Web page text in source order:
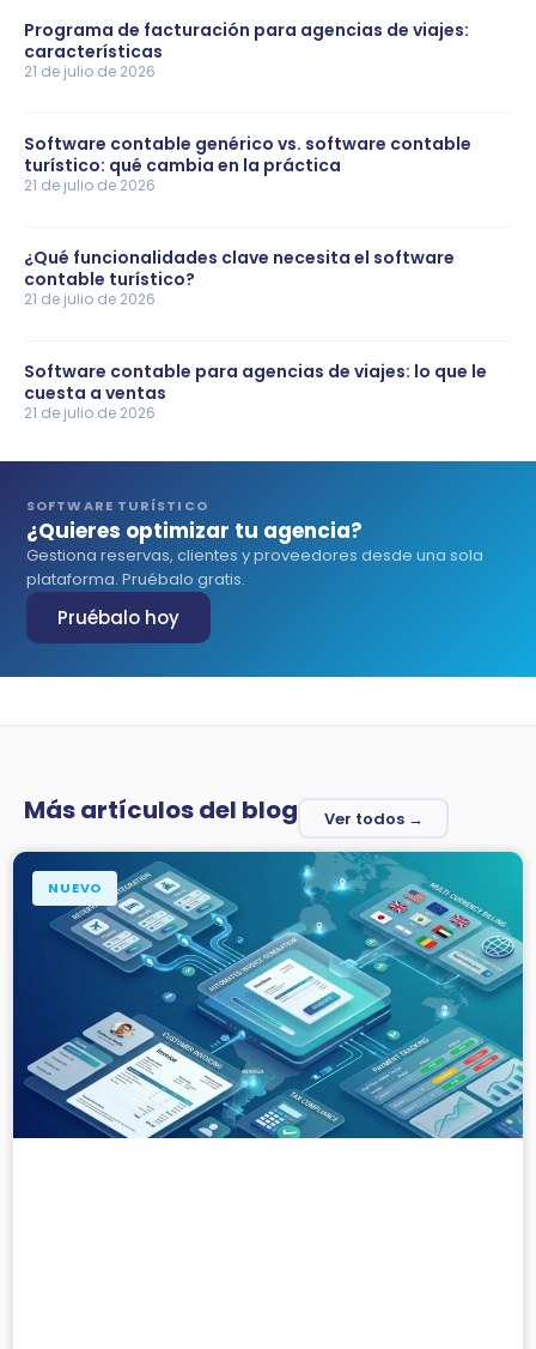
Programa de facturación para agencias de viajes:
características
21 de julio de 2026
Software contable genérico vs. software contable
turístico: qué cambia en la práctica
21 de julio de 2026
¿Qué funcionalidades clave necesita el software
contable turístico?
21 de julio de 2026
Software contable para agencias de viajes: lo que le
cuesta a ventas
21 de julio de 2026
SOFTWARE TURÍSTICO
¿Quieres optimizar tu agencia?
Gestiona reservas, clientes y proveedores desde una sola
plataforma. Pruébalo gratis.
Pruébalo hoy
Más artículos del blog Ver todos →
NUEVO